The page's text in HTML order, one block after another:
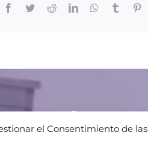
el Consentimiento de
Facebook
TwitterRedditLinkedInWhatsApp
Tumblr